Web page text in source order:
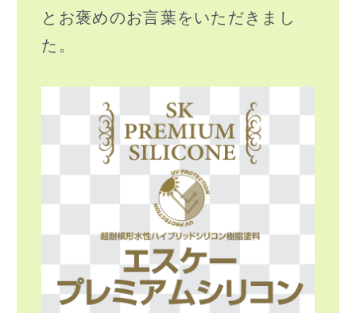
とお褒めのお言葉をいただきまし
た。